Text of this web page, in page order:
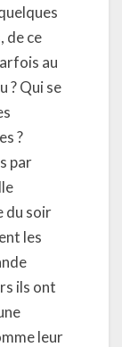
de ce
au
? Qui se
?
par
du soir
les
ils ont
leur